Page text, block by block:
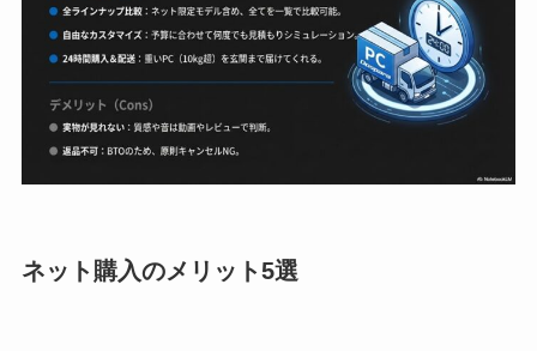
ネット購入のメリット5選